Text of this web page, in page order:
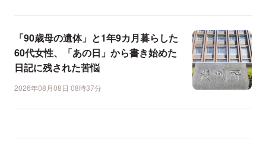
「90歳母の遺体」と1年9カ月暮らした
60代女性、「あの日」から書き始めた
日記に残された苦悩
2026年08月08日 08時37分